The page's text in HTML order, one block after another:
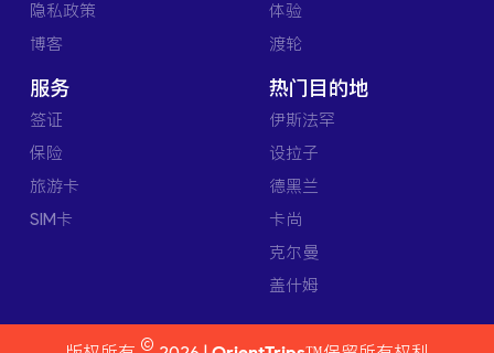
隐私政策
博客
体验
渡轮
服务
签证
保险
旅游卡
SIM卡
热门目的地
伊斯法罕
设拉子
德黑兰
卡尚
克尔曼
盖什姆